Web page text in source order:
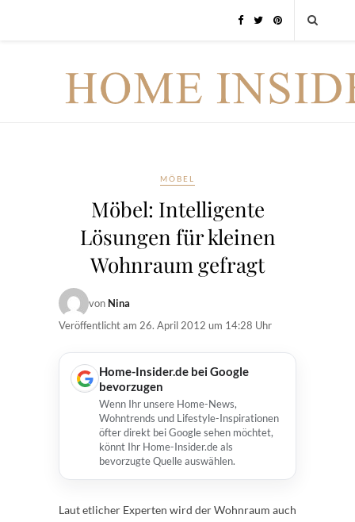
MÖBEL
Möbel: Intelligente
Lösungen für kleinen
Wohnraum gefragt
von Nina
Veröffentlicht am 26. April 2012 um 14:28 Uhr
Home-Insider.de bei Google
bevorzugen
Wenn Ihr unsere Home-News,
Wohntrends und Lifestyle-Inspirationen
öfter direkt bei Google sehen möchtet,
könnt Ihr Home-Insider.de als
bevorzugte Quelle auswählen.
Laut etlicher Experten wird der Wohnraum auch